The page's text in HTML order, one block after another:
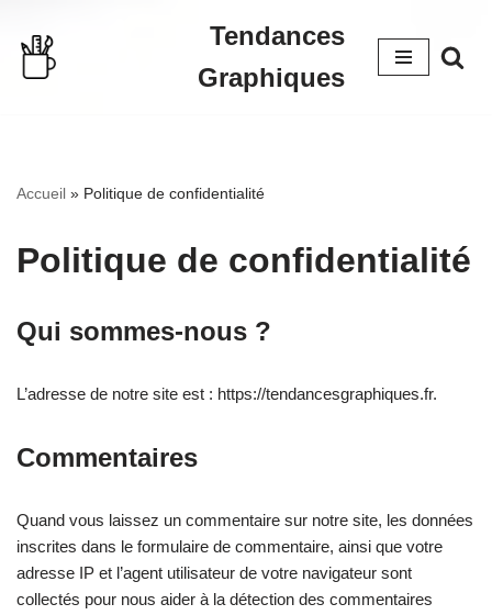
Aller
au
Tendances
Graphiques
Accueil » Politique de confidentialité
Politique de confidentialité
Qui sommes-nous ?
L’adresse de notre site est : https://tendancesgraphiques.fr.
Commentaires
Quand vous laissez un commentaire sur notre site, les données
inscrites dans le formulaire de commentaire, ainsi que votre
adresse IP et l’agent utilisateur de votre navigateur sont
collectés pour nous aider à la détection des commentaires